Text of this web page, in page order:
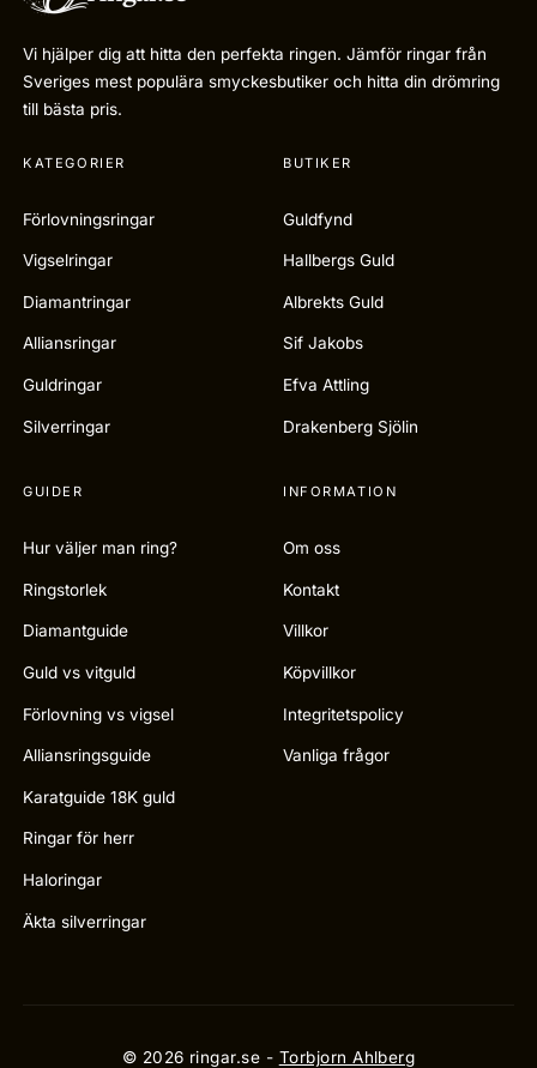
Vi hjälper dig att hitta den perfekta ringen. Jämför ringar från
Sveriges mest populära smyckesbutiker och hitta din drömring
till bästa pris.
KATEGORIER
Förlovningsringar
Vigselringar
Diamantringar
Alliansringar
Guldringar
Silverringar
BUTIKER
Guldfynd
Hallbergs Guld
Albrekts Guld
Sif Jakobs
Efva Attling
Drakenberg Sjölin
GUIDER
Hur väljer man ring?
Ringstorlek
Diamantguide
Guld vs vitguld
Förlovning vs vigsel
Alliansringsguide
Karatguide 18K guld
Ringar för herr
Haloringar
Äkta silverringar
INFORMATION
Om oss
Kontakt
Villkor
Köpvillkor
Integritetspolicy
Vanliga frågor
© 2026 ringar.se - Torbjorn Ahlberg